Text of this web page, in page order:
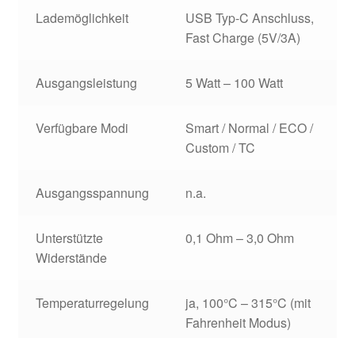
Lademöglichkeit
USB Typ-C Anschluss,
Fast Charge (5V/3A)
Ausgangsleistung 5 Watt – 100 Watt
Verfügbare Modi
Smart / Normal / ECO /
Custom / TC
Ausgangsspannung n.a.
Unterstützte
Widerstände
0,1 Ohm – 3,0 Ohm
Temperaturregelung
ja, 100°C – 315°C (mit
Fahrenheit Modus)